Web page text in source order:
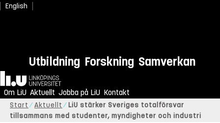
English
Utbildning Forskning Samverkan
Hem
Om LiU Aktuellt Jobba på LiU Kontakt
Start Aktuellt
LiU stärker Sveriges totalförsvar
tillsammans med studenter, myndigheter och industri